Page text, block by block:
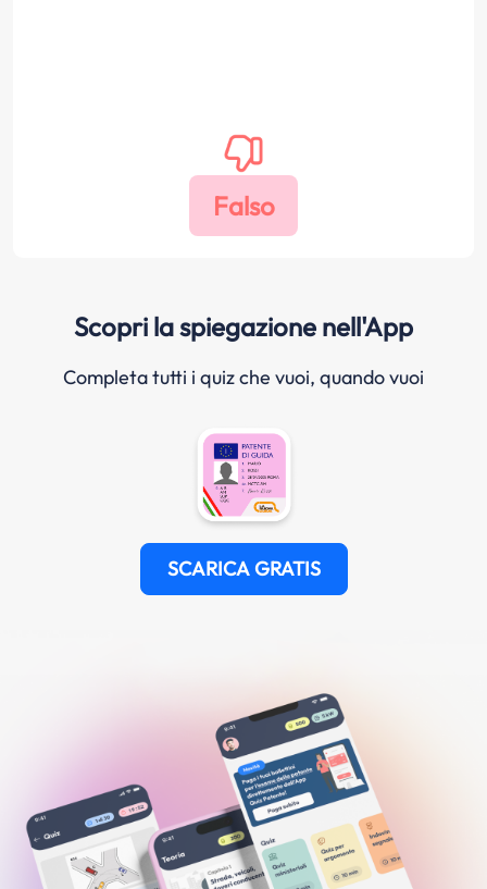
Scopri la spiegazione nell'App
Completa tutti i quiz che vuoi, quando vuoi
SCARICA GRATIS